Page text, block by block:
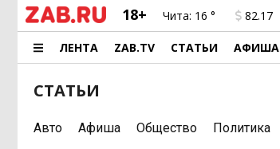
18+ Чита: 16 ° 82.17
ЛЕНТА ZAB.TV СТАТЬИ АФИША
СТАТЬИ
Авто Афиша Общество Политика